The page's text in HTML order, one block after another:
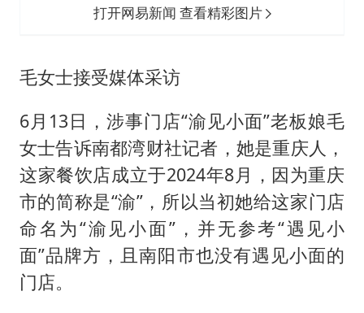
打开网易新闻 查看精彩图片
毛女士接受媒体采访
6月13日，涉事门店“渝见小面”老板娘毛
女士告诉南都湾财社记者，她是重庆人，
这家餐饮店成立于2024年8月，因为重庆
市的简称是“渝”，所以当初她给这家门店
命名为“渝见小面”，并无参考“遇见小
面”品牌方，且南阳市也没有遇见小面的
门店。